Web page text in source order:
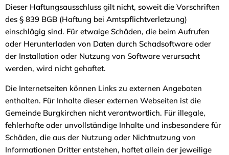
Dieser Haftungsausschluss gilt nicht, soweit die Vorschriften
des § 839 BGB (Haftung bei Amtspflichtverletzung)
einschlägig sind. Für etwaige Schäden, die beim Aufrufen
oder Herunterladen von Daten durch Schadsoftware oder
der Installation oder Nutzung von Software verursacht
werden, wird nicht gehaftet.
Die Internetseiten können Links zu externen Angeboten
enthalten. Für Inhalte dieser externen Webseiten ist die
Gemeinde Burgkirchen nicht verantwortlich. Für illegale,
fehlerhafte oder unvollständige Inhalte und insbesondere für
Schäden, die aus der Nutzung oder Nichtnutzung von
Informationen Dritter entstehen, haftet allein der jeweilige